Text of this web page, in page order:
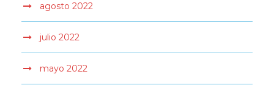
agosto 2022
julio 2022
mayo 2022